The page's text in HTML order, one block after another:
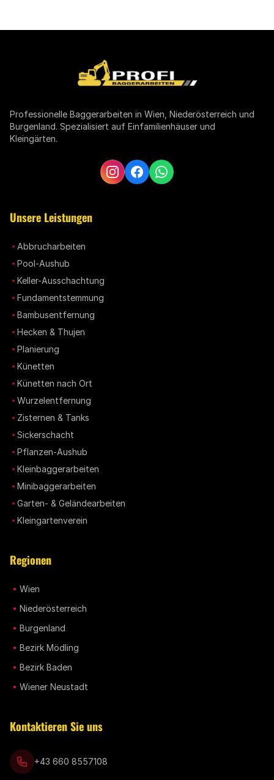
Professionelle Baggerarbeiten in Wien, Niederösterreich und
Burgenland. Spezialisiert auf Einfamilienhäuser und
Kleingärten.
Unsere Leistungen
Abbrucharbeiten
Pool-Aushub
Keller-Ausschachtung
Fundamentstemmung
Bambusentfernung
Hecken & Thujen
Planierung
Künetten
Künetten nach Ort
Wurzelentfernung
Zisternen & Tanks
Sickerschacht
Pflanzen-Aushub
Kleinbaggerarbeiten
Minibaggerarbeiten
Garten- & Geländearbeiten
Kleingartenverein
Regionen
Wien
Niederösterreich
Burgenland
Bezirk Mödling
Bezirk Baden
Wiener Neustadt
Kontaktieren Sie uns
+43 660 8557108